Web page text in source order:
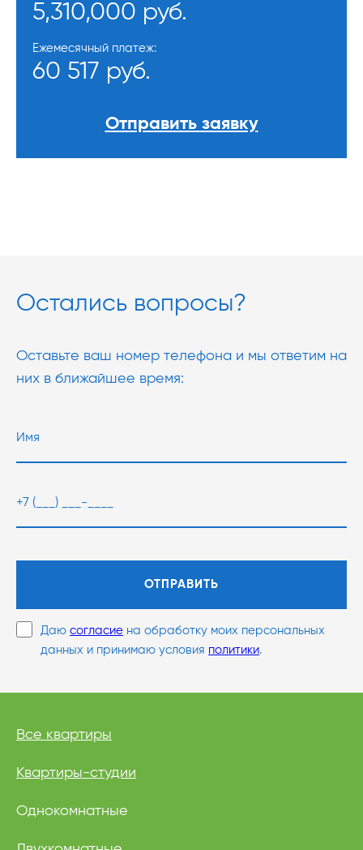
5,310,000 руб.
Ежемесячный платеж:
60 517 руб.
Отправить заявку
Все квартиры
Квартиры-студии
Однокомнатные
Остались вопросы?
Оставьте ваш номер телефона и мы ответим на
них в ближайшее время:
ОТПРАВИТЬ
Даю согласие на обработку моих персональных
данных и принимаю условия политики.